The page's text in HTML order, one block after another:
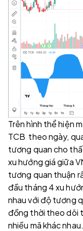
Trên hình thể hiện
TCB theo ngày,
tương quan cho
xu hướng giá giữa
tương quan thuận
đầu tháng 4 xu
nhau với độ tương
đồng thời theo dõi
nhiều mã khác nhau.